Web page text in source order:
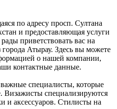
по адресу просп. Султана
и предоставляющая услуги
приветствовать вас на
Атырау. Здесь вы можете
о нашей компании,
контактные данные.
специалисты, которые
Визажисты специализируются
и аксессуаров. Стилисты на